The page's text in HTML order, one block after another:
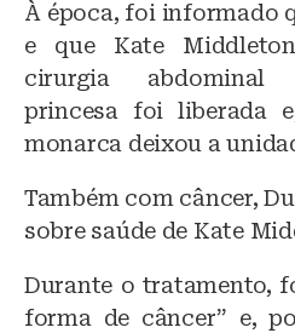
À época, foi informado
e que Kate
cirurgia abdominal
princesa foi liberada
monarca deixou a
Também com câncer,
sobre saúde de Kate
Durante o tratamento,
forma de câncer” e,